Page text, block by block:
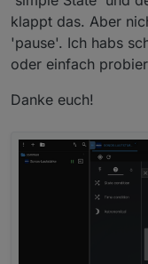
    ],
  }
};*/
klappt das. Aber
'pause'. Ich habs
oder einfach
Danke euch!